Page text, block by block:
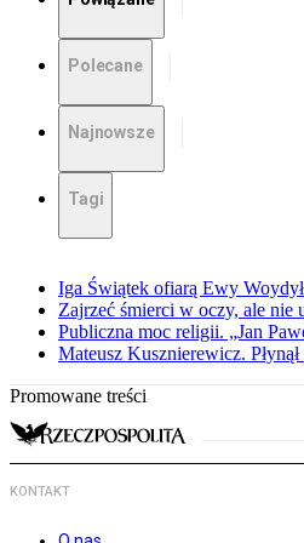
Polecane
Najnowsze
Tagi
Iga Świątek ofiarą Ewy
Zajrzeć śmierci w oczy, ale nie
Publiczna moc religii. „Jan
Mateusz Kusznierewicz.
Promowane treści
KONTAKT